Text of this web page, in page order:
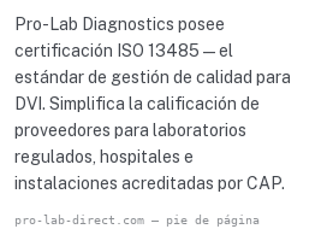
Pro-Lab Diagnostics posee
certificación ISO 13485 — el
estándar de gestión de calidad para
DVI. Simplifica la calificación de
proveedores para laboratorios
regulados, hospitales e
instalaciones acreditadas por CAP.
pro-lab-direct.com — pie de página